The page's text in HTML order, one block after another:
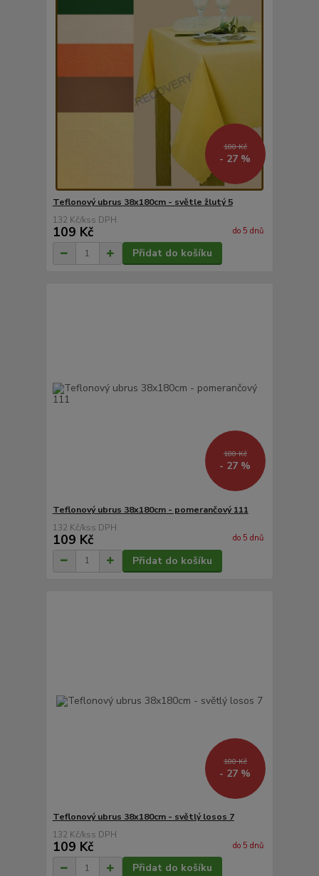
180 Kč
- 27 %
Teflonový ubrus 38x180cm - světle žlutý 5
132 Kč/ks
109 Kč do 5 dnů
Přidat do košíku
180 Kč
- 27 %
Teflonový ubrus 38x180cm - pomerančový 111
132 Kč/ks
109 Kč do 5 dnů
Přidat do košíku
180 Kč
- 27 %
Teflonový ubrus 38x180cm - světlý losos 7
132 Kč/ks
109 Kč do 5 dnů
Přidat do košíku